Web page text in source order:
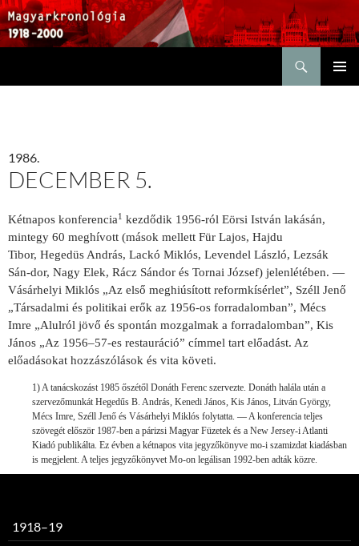
1986.
DECEMBER 5.
Kétnapos konferencia1 kezdődik 1956-ról Eörsi István lakásán,
mintegy 60 meghívott (mások mellett Für Lajos, Hajdu
Tibor, Hegedüs András, Lackó Miklós, Levendel László, Lezsák
Sán-dor, Nagy Elek, Rácz Sándor és Tornai József) jelenlétében. —
Vásárhelyi Miklós „Az első meghiúsított reformkísérlet”, Széll Jenő
„Társadalmi és politikai erők az 1956-os forradalomban”, Mécs
Imre „Alulról jövő és spontán mozgalmak a forradalomban”, Kis
János „Az 1956–57-es restauráció” címmel tart előadást. Az
előadásokat hozzászólások és vita követi.
1) A tanácskozást 1985 őszétől Donáth Ferenc szervezte. Donáth halála után a
szervezőmunkát Hegedűs B. András, Kenedi János, Kis János, Litván György,
Mécs Imre, Széll Jenő és Vásárhelyi Miklós folytatta. — A konferencia teljes
szövegét először 1987-ben a párizsi Magyar Füzetek és a New Jersey-i Atlanti
Kiadó publikálta. Ez évben a kétnapos vita jegyzőkönyve mo-i szamizdat kiadásban
is megjelent. A teljes jegyzőkönyvet Mo-on legálisan 1992-ben adták közre.
1918–19